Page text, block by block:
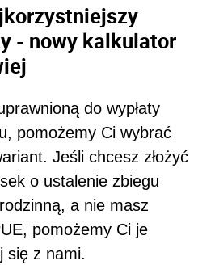
- nowy kalkulator
do wypłaty
pomożemy Ci wybrać
Jeśli chcesz złożyć
o ustalenie zbiegu
a nie masz
pomożemy Ci je
się z nami.